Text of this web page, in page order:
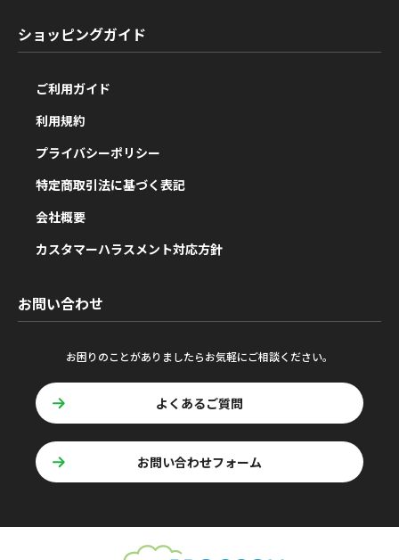
ショッピングガイド
ご利用ガイド
利用規約
プライバシーポリシー
特定商取引法に基づく表記
会社概要
カスタマーハラスメント対応方針
お問い合わせ
お困りのことがありましたらお気軽にご相談ください。
よくあるご質問
お問い合わせフォーム